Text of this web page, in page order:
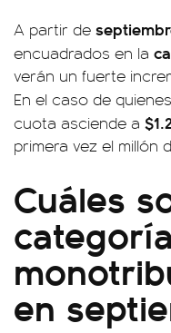
A partir de
encuadrados en la
verán un fuerte
En el caso de
cuota asciende a
primera vez el millón
Cuáles
en